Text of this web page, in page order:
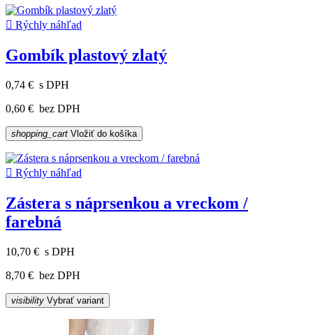
 Rýchly náhľad
Gombík plastový zlatý
0,74 € s DPH
0,60 € bez DPH
shopping_cart Vložiť do košíka
 Rýchly náhľad
Zástera s náprsenkou a vreckom /
farebná
10,70 € s DPH
8,70 € bez DPH
visibility Vybrať variant